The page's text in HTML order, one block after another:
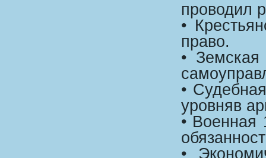
проводил
•
право.
•
•
уровняв
• Военная
•